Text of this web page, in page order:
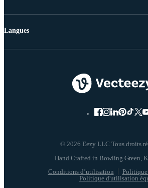
© 2026 Eezy LLC Tous droits
Conditions d’utilisation
Politique d'utilisation
Langues